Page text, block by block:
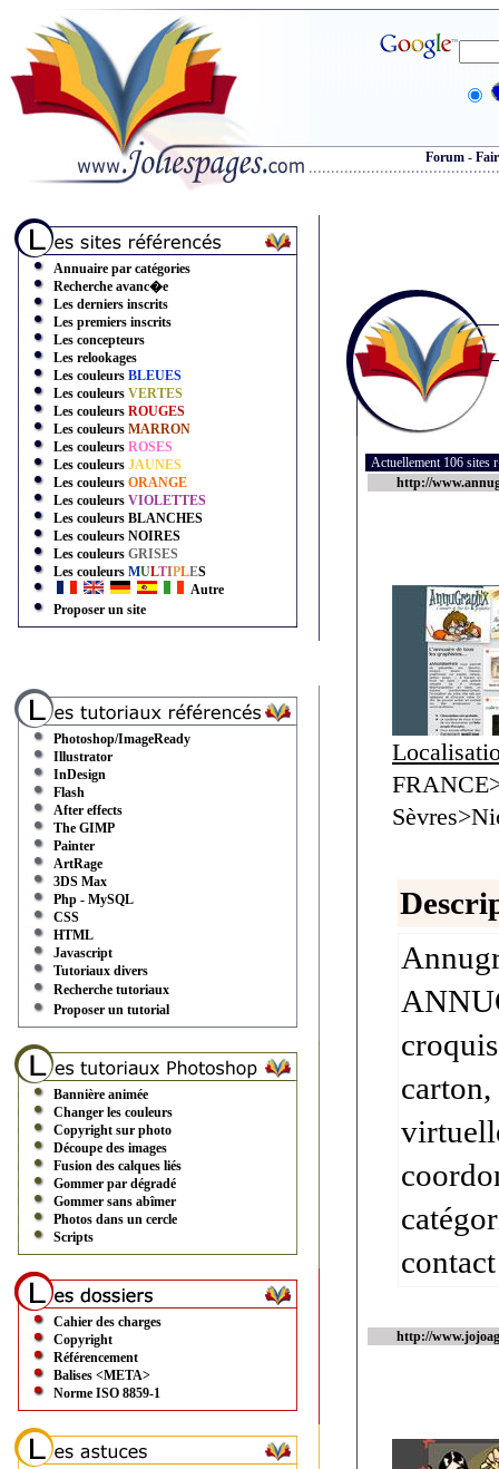
Forum -
Annuaire par catégories
Recherche avanc�e
Les derniers inscrits
Les premiers inscrits
Les concepteurs
Les relookages
Les couleurs BLEUES
Les couleurs VERTES
Les couleurs ROUGES
Les couleurs MARRON
Les couleurs ROSES
Les couleurs JAUNES
Les couleurs ORANGE
Les couleurs VIOLETTES
Les couleurs BLANCHES
Les couleurs NOIRES
Les couleurs GRISES
Les couleurs MULTIPLES
Autre
Proposer un site
Photoshop/ImageReady
Illustrator
InDesign
Flash
After effects
The GIMP
Painter
ArtRage
3DS Max
Php - MySQL
CSS
HTML
Javascript
Tutoriaux divers
Recherche tutoriaux
Proposer un tutorial
Bannière animée
Changer les couleurs
Copyright sur photo
Découpe des images
Fusion des calques liés
Gommer par dégradé
Gommer sans abîmer
Photos dans un cercle
Scripts
Cahier des charges
Copyright
Référencement
Balises <META>
Norme ISO 8859-1
Actuellement 106
http://
http://